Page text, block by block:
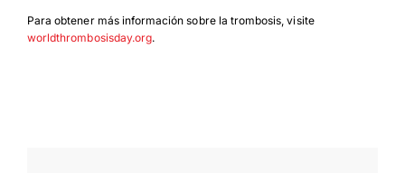
Para obtener más información sobre la trombosis, visite
worldthrombosisday.org.